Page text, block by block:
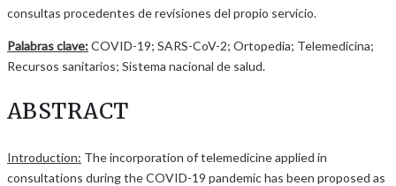
consultas procedentes de revisiones del propio servicio.
Palabras clave:COVID-19; SARS-CoV-2; Ortopedia; Telemedicina;
Recursos sanitarios; Sistema nacional de salud.
ABSTRACT
Introduction: The incorporation of telemedicine applied in
consultations during the COVID-19 pandemic has been proposed as